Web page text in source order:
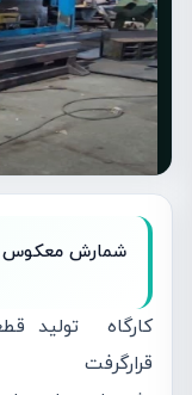
شمارش معکوس
کارگاه تولید
قرارگرفت